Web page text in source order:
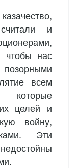
и
нас
всем
целей и
войну,
Эти